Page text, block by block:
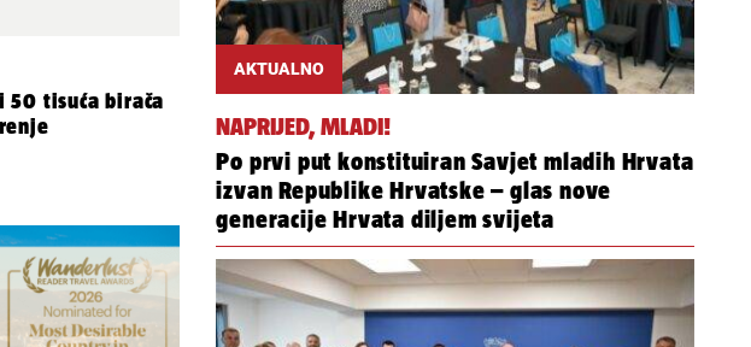
50 tisuća birača
AKTUALNO
NAPRIJED, MLADI!
Po prvi put konstituiran Savjet mladih Hrvata
izvan Republike Hrvatske – glas nove
generacije Hrvata diljem svijeta